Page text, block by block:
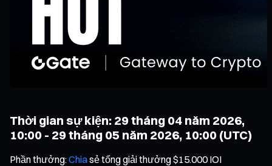
Thời gian sự kiện: 29 tháng 04 năm 2026,
10:00 - 29 tháng 05 năm 2026, 10:00 (UTC)
Phần thưởng:Chiasẻ tổng giải thưởng $15.000 IOI